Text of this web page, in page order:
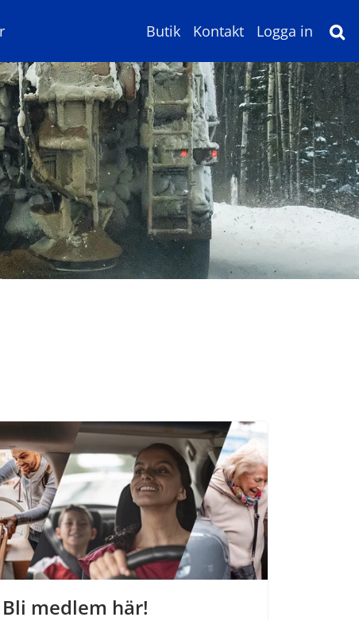
Butik Kontakt Logga in
Bli medlem här!